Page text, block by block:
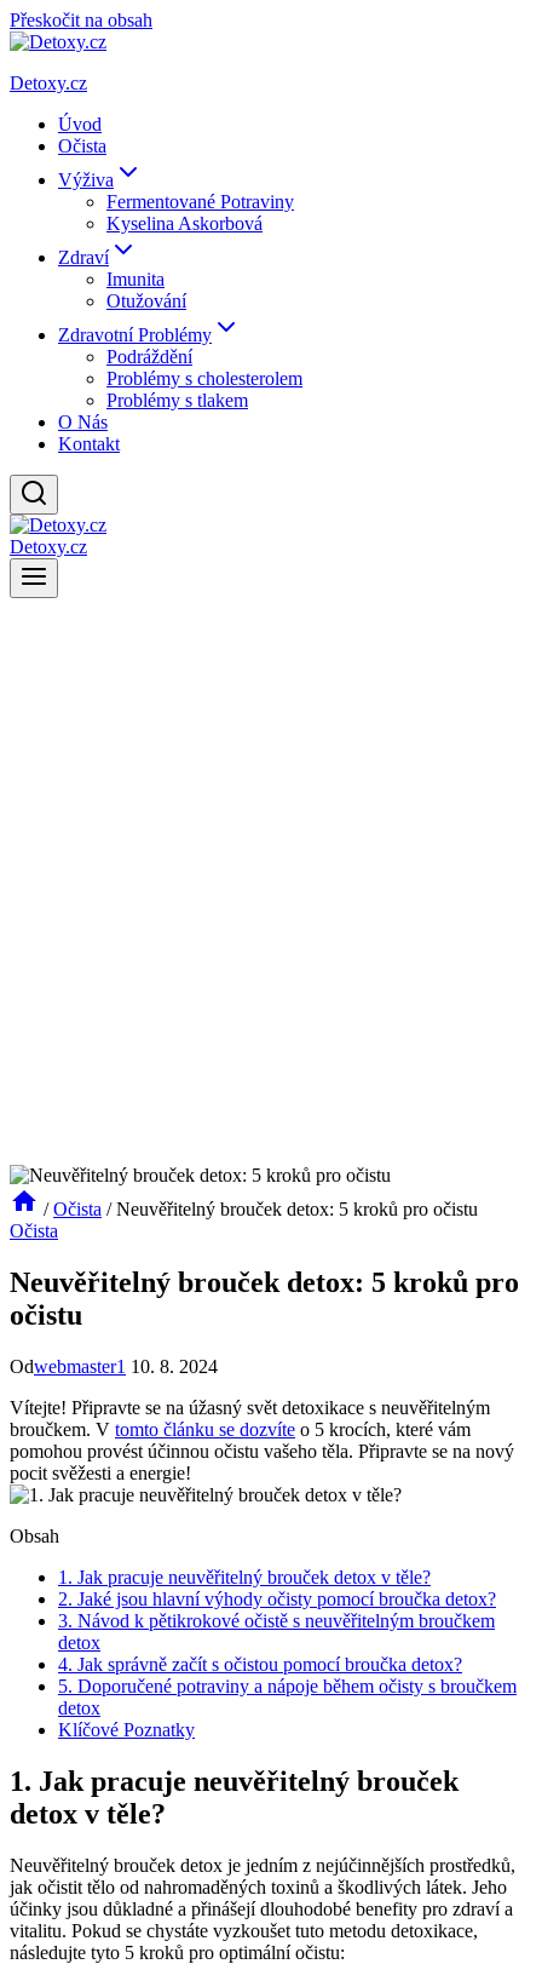
Přeskočit na obsah
Detoxy.cz
Úvod
Očista
Výživa
Fermentované Potraviny
Kyselina Askorbová
Zdraví
Imunita
Otužování
Zdravotní Problémy
Podráždění
Problémy s cholesterolem
Problémy s tlakem
O Nás
Kontakt
Detoxy.cz
/ Očista / Neuvěřitelný brouček detox: 5 kroků pro očistu
Očista
Neuvěřitelný brouček detox: 5 kroků pro
očistu
Odwebmaster1 10. 8. 2024
Vítejte! Připravte se na úžasný svět detoxikace s neuvěřitelným
broučkem. V tomto článku se dozvíte o 5 krocích, které vám
pomohou provést účinnou očistu vašeho těla. Připravte se na nový
pocit svěžesti a energie!
Obsah
1. Jak pracuje neuvěřitelný brouček detox v těle?
2. Jaké jsou hlavní výhody očisty pomocí broučka detox?
3. Návod k pětikrokové očistě s neuvěřitelným broučkem
detox
4. Jak správně začít s očistou pomocí broučka detox?
5. Doporučené potraviny a nápoje během očisty s broučkem
detox
Klíčové Poznatky
1. Jak pracuje neuvěřitelný brouček
detox v těle?
Neuvěřitelný brouček detox je jedním z nejúčinnějších prostředků,
jak očistit tělo od nahromaděných toxinů a škodlivých látek. Jeho
účinky jsou důkladné a přinášejí dlouhodobé benefity pro zdraví a
vitalitu. Pokud se chystáte vyzkoušet tuto metodu detoxikace,
následujte tyto 5 kroků pro optimální očistu: